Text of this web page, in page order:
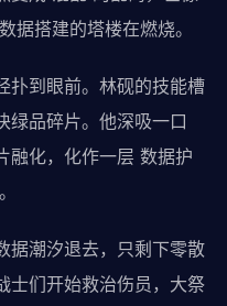
据搭建的塔楼在燃烧。
扑到眼前。林砚的技能槽
绿品碎片。他深吸一口
融化，化作一层 数据护
据潮汐退去，只剩下零散
士们开始救治伤员，大祭